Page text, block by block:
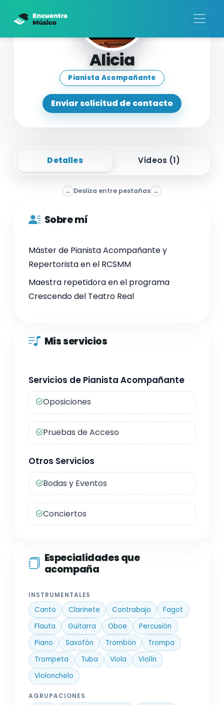
Alicia
Pianista Acompañante
Enviar solicitud de contacto
Detalles Vídeos (1)
← Desliza entre pestañas →
Sobre mí
Máster de Pianista Acompañante y
Repertorista en el RCSMM
Maestra repetidora en el programa
Crescendo del Teatro Real
Mis servicios
Servicios de Pianista Acompañante
Oposiciones
Pruebas de Acceso
Otros Servicios
Bodas y Eventos
Conciertos
Especialidades que
acompaña
INSTRUMENTALES
Canto Clarinete Contrabajo
Fagot
Flauta
Guitarra Oboe
Percusión
Piano
Saxofón Trombón
Trompa
Trompeta
Tuba Viola
Violín
Violonchelo
AGRUPACIONES